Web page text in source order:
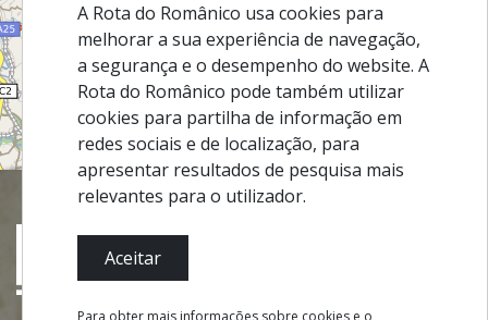
©
Satélite
Trânsito
A Rota do Românico usa cookies para
melhorar a sua experiência de navegação,
a segurança e o desempenho do website. A
Rota do Românico pode também utilizar
cookies para partilha de informação em
redes sociais e de localização, para
apresentar resultados de pesquisa mais
relevantes para o utilizador.
Aceitar
Para obter mais informações sobre cookies e o